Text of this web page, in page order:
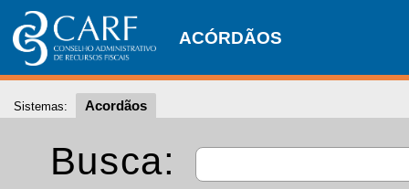
ACÓRDÃOS
Sistemas: Acordãos
Busca: